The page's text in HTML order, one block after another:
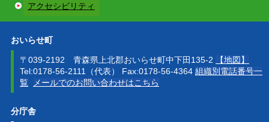
アクセシビリティ
おいらせ町
〒039-2192 青森県上北郡おいらせ町中下田135-2
【地図】
Tel:0178-56-2111（代表） Fax:0178-56-4364 組織別電話番号一
覧
メールでのお問い合わせはこちら
分庁舎